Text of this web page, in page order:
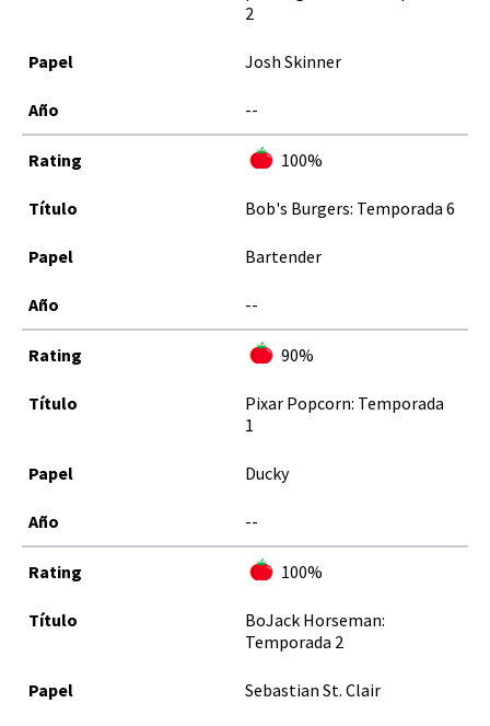
2
Josh Skinner
--
100%
Bob's Burgers: Temporada 6
Bartender
--
90%
Pixar Popcorn: Temporada
1
Ducky
--
100%
BoJack Horseman:
Temporada 2
Sebastian St. Clair